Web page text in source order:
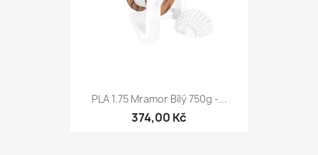
PLA 1.75 Mramor Bílý 750g -...
374,00 Kč